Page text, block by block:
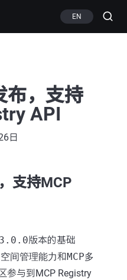
EN
布，支持
API
日
支持MCP
3.0.0版本的基础
间管理能力和MCP多
参与到MCP Registry